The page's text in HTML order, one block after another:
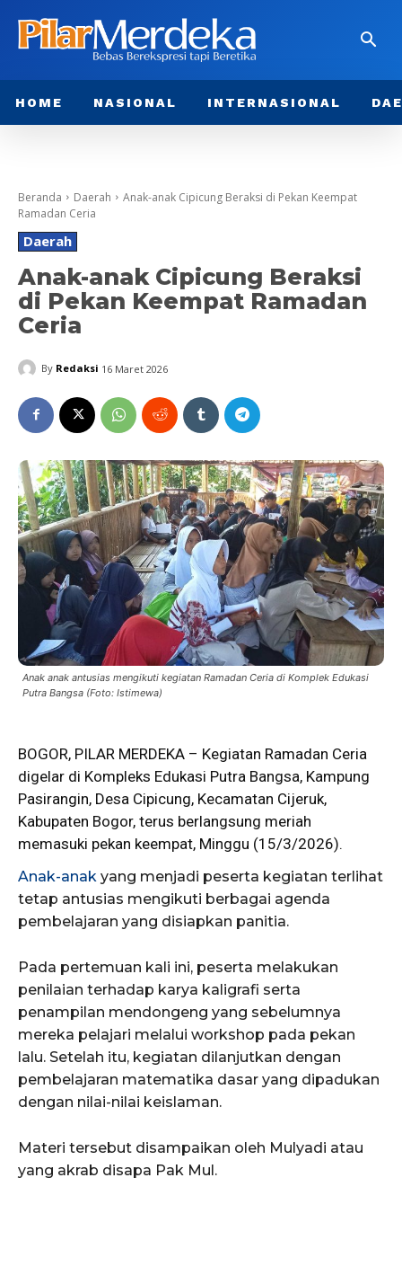
HOME NASIONAL INTERNASIONAL
Beranda Daerah
Anak-anak Cipicung Beraksi di Pekan Keempat
Ramadan Ceria
Daerah
Anak-anak Cipicung Beraksi
di Pekan Keempat Ramadan
Ceria
By Redaksi 16 Maret 2026
Anak anak antusias mengikuti kegiatan Ramadan Ceria di Komplek Edukasi
Putra Bangsa (Foto: Istimewa)
BOGOR, PILAR MERDEKA – Kegiatan Ramadan Ceria
digelar di Kompleks Edukasi Putra Bangsa, Kampung
Pasirangin, Desa Cipicung, Kecamatan Cijeruk,
Kabupaten Bogor, terus berlangsung meriah
memasuki pekan keempat, Minggu (15/3/2026).
Anak-anak yang menjadi peserta kegiatan terlihat
tetap antusias mengikuti berbagai agenda
pembelajaran yang disiapkan panitia.
Pada pertemuan kali ini, peserta melakukan
penilaian terhadap karya kaligrafi serta
penampilan mendongeng yang sebelumnya
mereka pelajari melalui workshop pada pekan
lalu. Setelah itu, kegiatan dilanjutkan dengan
pembelajaran matematika dasar yang dipadukan
dengan nilai-nilai keislaman.
Materi tersebut disampaikan oleh Mulyadi atau
yang akrab disapa Pak Mul.